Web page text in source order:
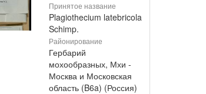
Принятое название
Plagiothecium latebricola
Schimp.
Районирование
Гербарий
мохообразных, Мхи -
Москва и Московская
область (B6a) (Россия)